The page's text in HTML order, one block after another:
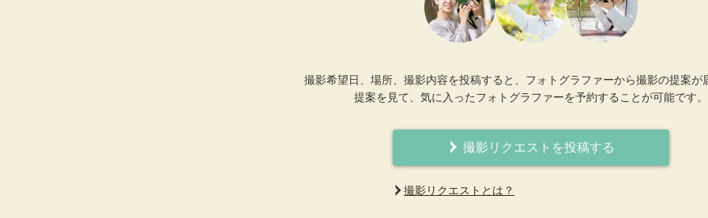
撮影希望日、場所、撮影内容を投稿すると、フォトグラファーから撮影の提案が
提案を見て、気に入ったフォトグラファーを予約することが可能です。
撮影リクエストを投稿する
撮影リクエストとは？